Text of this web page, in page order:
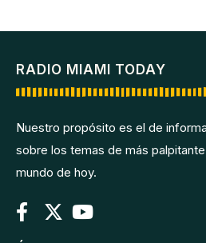
RADIO MIAMI TODAY
Nuestro propósito es el de
sobre los temas de más
mundo de hoy.